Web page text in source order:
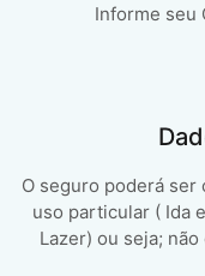
Informe seu
O seguro poderá ser
uso particular ( Ida
Lazer) ou seja;